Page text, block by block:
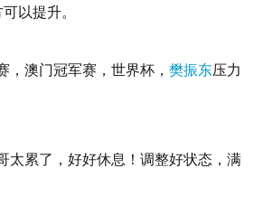
以提升。
，澳门冠军赛，世界杯，樊振东压力
太累了，好好休息！调整好状态，满